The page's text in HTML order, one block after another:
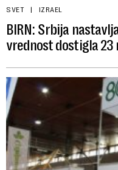
SVET IZRAEL
BIRN: Srbija
vrednost dostigla 23